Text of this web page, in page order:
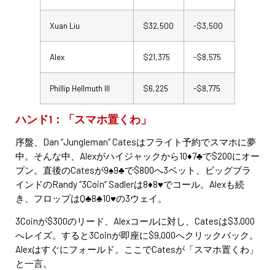
Xuan Liu $32,500 -$3,500
Alex $21,375 -$8,575
Phillip Hellmuth III $6,225 -$8,775
ハンド1：「スマホ置くわ」
序盤、Dan “Jungleman” Catesはフライト予約でスマホに夢
中。そんな中、Alexがハイジャックから10♦7♣で$200にオー
プン。直後のCatesが9♠9♣で$800へ3ベット、ビッグブラ
インドのRandy “3Coin” Sadlerは8♦8♥でコール。Alexも続
き、フロップはQ♣8♣10♥の3ウェイ。
3Coinが$300のリード、Alexコールに対し、Catesは$3,000
へレイズ。すると3Coinが即座に$9,000へクリックバック。
Alexはすぐにフォールド。ここでCatesが「スマホ置くわ」
と一言。